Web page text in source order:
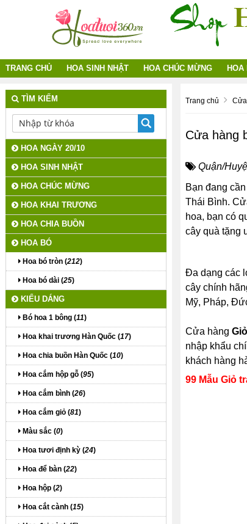
TRANG CHỦ HOA SINH NHẬT HOA CHÚC MỪNG
Trang chủ
Cửa hàng
Quận/
Bạn đang
Thái Bình.
hoa, bạn có
cây quà tặng
Đa dạng các
cây chính
Mỹ, Pháp,
Cửa hàng
nhập khẩu
khách hàng
99 Mẫu Giỏ
TÌM KIẾM
HOA NGÀY 20/10
HOA SINH NHẬT
HOA CHÚC MỪNG
HOA KHAI TRƯƠNG
HOA CHIA BUỒN
HOA BÓ
Hoa bó tròn (212)
Hoa bó dài (25)
KIỂU DÁNG
Bó hoa 1 bông (11)
Hoa khai trương Hàn Quốc (17)
Hoa chia buồn Hàn Quốc (10)
Hoa cắm hộp gỗ (95)
Hoa cắm bình (26)
Hoa cắm giỏ (81)
Màu sắc (0)
Hoa tươi định kỳ (24)
Hoa để bàn (22)
Hoa hộp (2)
Hoa cắt cành (15)